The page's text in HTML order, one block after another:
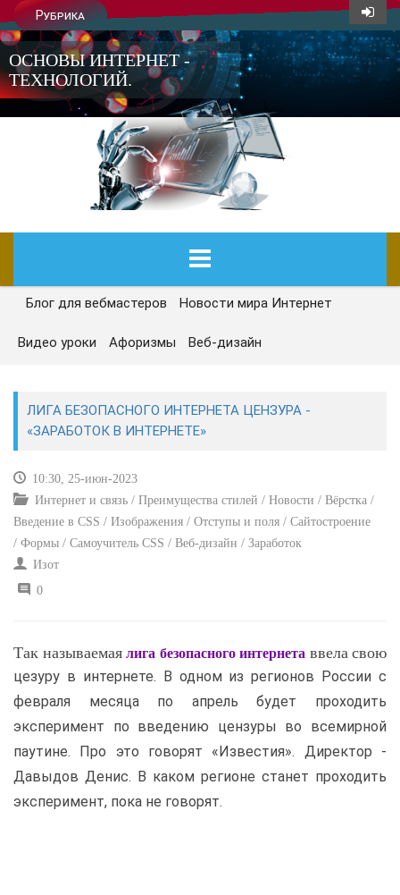
Рубрика
ОСНОВЫ ИНТЕРНЕТ -
ТЕХНОЛОГИЙ.
ГЛАВНАЯ
СЕГОДНЯ
РЕМОНТ И СОВЕТЫ
ИНТЕРНЕТ И СВЯЗЬ
Блог для вебмастеров Новости мира Интернет
Видео уроки Афоризмы Веб-дизайн
ЛИГА БЕЗОПАСНОГО ИНТЕРНЕТА ЦЕНЗУРА -
«ЗАРАБОТОК В ИНТЕРНЕТЕ»
10:30, 25-июн-2023
Интернет и связь / Преимущества стилей / Новости / Вёрстка /
Введение в CSS / Изображения / Отступы и поля / Сайтостроение
/ Формы / Самоучитель CSS / Веб-дизайн / Заработок
Изот
0
Так называемая лига безопасного интернета ввела свою
цезуру в интернете. В одном из регионов России с
февраля месяца по апрель будет проходить
эксперимент по введению цензуры во всемирной
паутине. Про это говорят «Известия». Директор -
Давыдов Денис. В каком регионе станет проходить
эксперимент, пока не говорят.